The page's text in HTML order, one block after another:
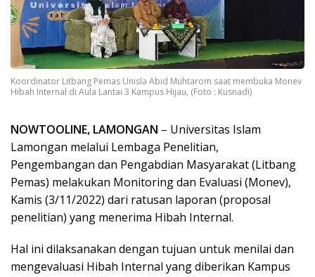
Koordinator Litbang Pemas Unisla Abid Muhtarom saat membuka Monev
Hibah Internal di Aula Lantai 3 Kampus Hijau, (Foto : Kusnadi)
NOWTOOLINE, LAMONGAN – Universitas Islam
Lamongan melalui Lembaga Penelitian,
Pengembangan dan Pengabdian Masyarakat (Litbang
Pemas) melakukan Monitoring dan Evaluasi (Monev),
Kamis (3/11/2022) dari ratusan laporan (proposal
penelitian) yang menerima Hibah Internal.
Hal ini dilaksanakan dengan tujuan untuk menilai dan
mengevaluasi Hibah Internal yang diberikan Kampus